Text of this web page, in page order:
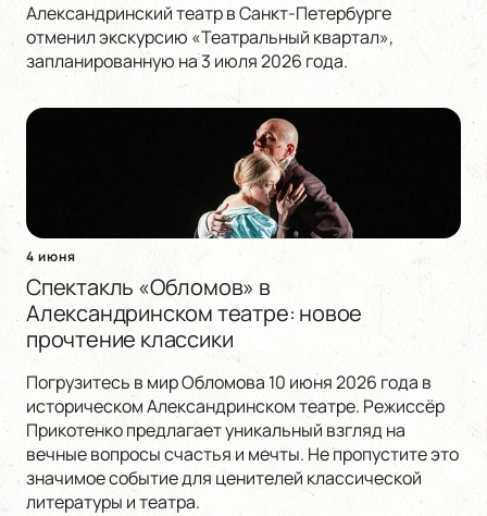
Александринский театр в Санкт-Петербурге
отменил экскурсию «Театральный квартал»,
запланированную на 3 июля 2026 года.
4 июня
Спектакль «Обломов» в
Александринском театре: новое
прочтение классики
Погрузитесь в мир Обломова 10 июня 2026 года в
историческом Александринском театре. Режиссёр
Прикотенко предлагает уникальный взгляд на
вечные вопросы счастья и мечты. Не пропустите это
значимое событие для ценителей классической
литературы и театра.